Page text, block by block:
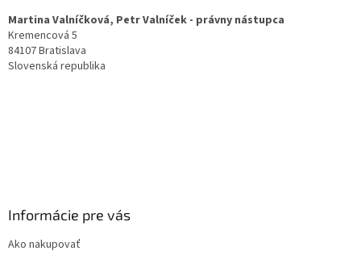
Martina Valníčková, Petr Valníček - právny nástupca
Kremencová 5
84107 Bratislava
Slovenská republika
Informácie pre vás
Ako nakupovať